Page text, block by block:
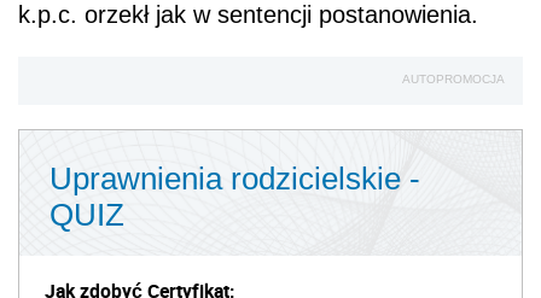
k.p.c. orzekł jak w sentencji postanowienia.
AUTOPROMOCJA
Uprawnienia rodzicielskie -
QUIZ
Jak zdobyć Certyfikat: